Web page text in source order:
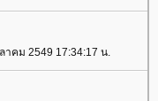
าคม 2549 17:34:17 น.